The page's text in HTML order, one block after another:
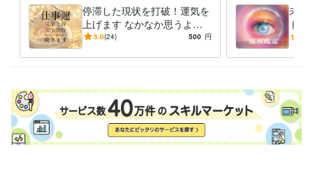
ライフスタイル・その他 / 占い師 経験年数 : 2年
得意分野
占い 未来霊視・縁結び・ヒーリング・浄化・除霊
停滞した現状を打破！運気を
上げます なかなか思うよう
に進まない流れを変えるセッ
5.0(24) 500 円
未来
ド
霊視